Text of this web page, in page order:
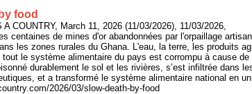
food
COUNTRY, March 11, 2026 (11/03/2026), 11/03/2026,
centaines de mines d'or abandonnées par l'orpaillage
les zones rurales du Ghana. L'eau, la terre, les produits
tout le système alimentaire du pays est corrompu à cause de
durablement le sol et les rivières, s’est infiltrée dans
et a transformé le système alimentaire national en
2026/03/slow-death-by-food